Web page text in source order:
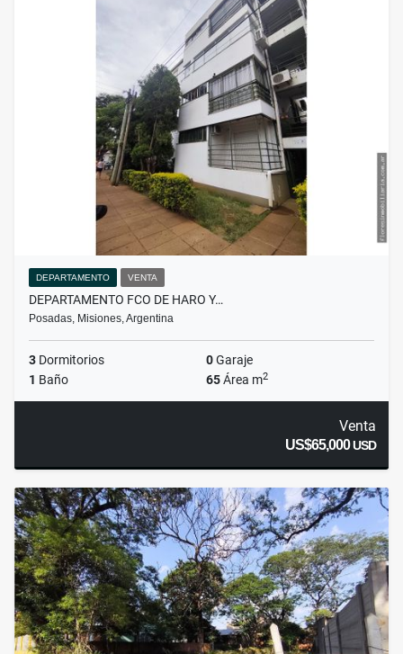
DEPARTAMENTO VENTA
DEPARTAMENTO FCO DE HARO Y…
Posadas, Misiones, Argentina
3 Dormitorios 0Garaje
1 Baño 65Área m2
Venta
US$65,000USD